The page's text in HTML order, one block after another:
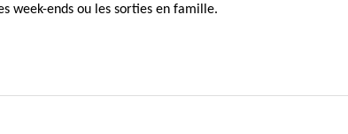
week-ends ou les sorties en famille.